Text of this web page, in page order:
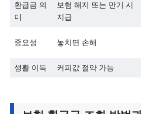
환급금 의
미
보험 해지 또는 만기 시
지급
중요성 놓치면 손해
생활 이득 커피값 절약 가능